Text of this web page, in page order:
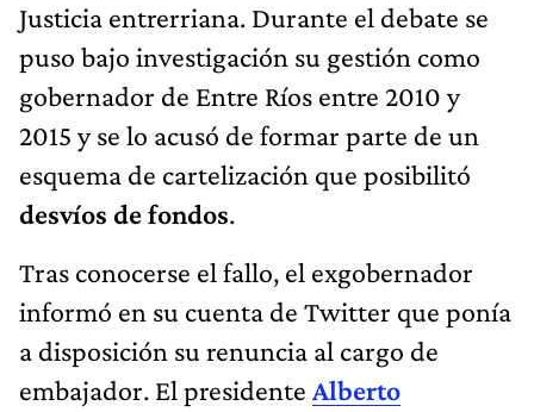
Justicia entrerriana. Durante el debate se
puso bajo investigación su gestión como
gobernador de Entre Ríos entre 2010 y
2015 y se lo acusó de formar parte de un
esquema de cartelización que posibilitó
desvíos de fondos.
Tras conocerse el fallo, el exgobernador
informó en su cuenta de Twitter que ponía
a disposición su renuncia al cargo de
embajador. El presidente Alberto